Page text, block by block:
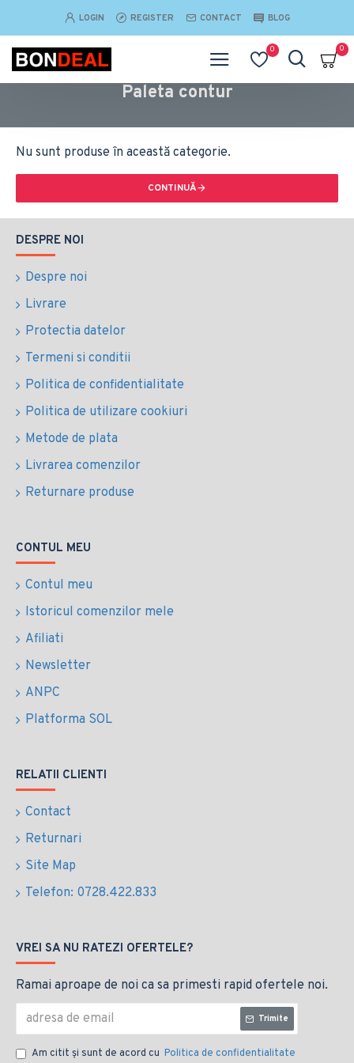
LOGIN REGISTER CONTACT BLOG
0 0
Paleta contur
Nu sunt produse în această categorie.
CONTINUĂ
DESPRE NOI
Despre noi
Livrare
Protectia datelor
Termeni si conditii
Politica de confidentialitate
Politica de utilizare cookiuri
Metode de plata
Livrarea comenzilor
Returnare produse
CONTUL MEU
Contul meu
Istoricul comenzilor mele
Afiliati
Newsletter
ANPC
Platforma SOL
RELATII CLIENTI
Contact
Returnari
Site Map
Telefon: 0728.422.833
VREI SA NU RATEZI OFERTELE?
Ramai aproape de noi ca sa primesti rapid ofertele noi.
Trimite
Am citit şi sunt de acord cu Politica de confidentialitate